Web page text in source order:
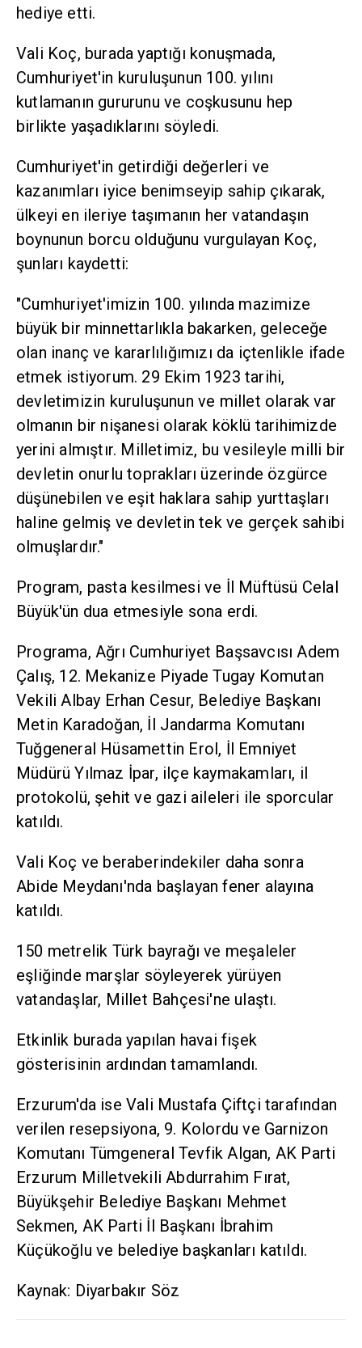
hediye etti.
Vali Koç, burada yaptığı konuşmada,
Cumhuriyet'in kuruluşunun 100. yılını
kutlamanın gururunu ve coşkusunu hep
birlikte yaşadıklarını söyledi.
Cumhuriyet'in getirdiği değerleri ve
kazanımları iyice benimseyip sahip çıkarak,
ülkeyi en ileriye taşımanın her vatandaşın
boynunun borcu olduğunu vurgulayan Koç,
şunları kaydetti:
"Cumhuriyet'imizin 100. yılında mazimize
büyük bir minnettarlıkla bakarken, geleceğe
olan inanç ve kararlılığımızı da içtenlikle ifade
etmek istiyorum. 29 Ekim 1923 tarihi,
devletimizin kuruluşunun ve millet olarak var
olmanın bir nişanesi olarak köklü tarihimizde
yerini almıştır. Milletimiz, bu vesileyle milli bir
devletin onurlu toprakları üzerinde özgürce
düşünebilen ve eşit haklara sahip yurttaşları
haline gelmiş ve devletin tek ve gerçek sahibi
olmuşlardır."
Program, pasta kesilmesi ve İl Müftüsü Celal
Büyük'ün dua etmesiyle sona erdi.
Programa, Ağrı Cumhuriyet Başsavcısı Adem
Çalış, 12. Mekanize Piyade Tugay Komutan
Vekili Albay Erhan Cesur, Belediye Başkanı
Metin Karadoğan, İl Jandarma Komutanı
Tuğgeneral Hüsamettin Erol, İl Emniyet
Müdürü Yılmaz İpar, ilçe kaymakamları, il
protokolü, şehit ve gazi aileleri ile sporcular
katıldı.
Vali Koç ve beraberindekiler daha sonra
Abide Meydanı'nda başlayan fener alayına
katıldı.
150 metrelik Türk bayrağı ve meşaleler
eşliğinde marşlar söyleyerek yürüyen
vatandaşlar, Millet Bahçesi'ne ulaştı.
Etkinlik burada yapılan havai fişek
gösterisinin ardından tamamlandı.
Erzurum'da ise Vali Mustafa Çiftçi tarafından
verilen resepsiyona, 9. Kolordu ve Garnizon
Komutanı Tümgeneral Tevfik Algan, AK Parti
Erzurum Milletvekili Abdurrahim Fırat,
Büyükşehir Belediye Başkanı Mehmet
Sekmen, AK Parti İl Başkanı İbrahim
Küçükoğlu ve belediye başkanları katıldı.
Kaynak: Diyarbakır Söz